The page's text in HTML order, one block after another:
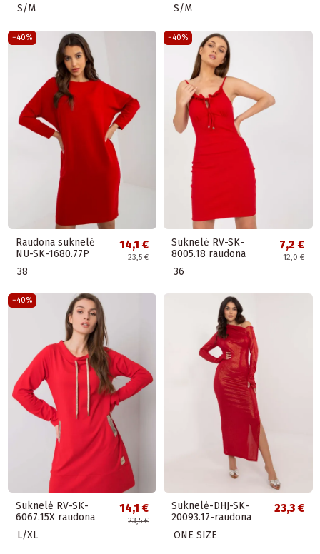
S/M S/M
−40%
Raudona suknelė
NU-SK-1680.77P
14,1 €
23,5 €
38
−40%
Suknelė RV-SK-
8005.18 raudona
7,2 €
12,0 €
36
−40%
Suknelė RV-SK-
6067.15X raudona
14,1 €
23,5 €
L/XL
Suknelė-DHJ-SK-
20093.17-raudona
23,3 €
ONE SIZE